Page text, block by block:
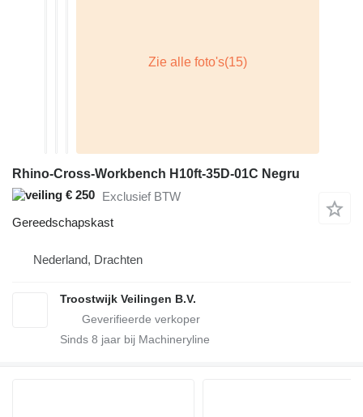
Rhino-Cross-Workbench H10ft-35D-01C Negru
€ 250 Exclusief BTW
Gereedschapskast
Nederland, Drachten
Troostwijk Veilingen B.V.
Sinds 8 jaar bij Machineryline